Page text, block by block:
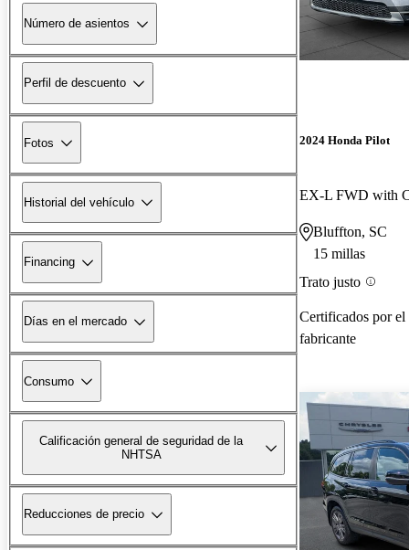
Número de asientos
Perfil de descuento
Fotos
Historial del vehículo
Financing
Días en el mercado
Consumo
Calificación general de seguridad de la
NHTSA
Reducciones de precio
2024 Honda Pilot
EX-L FWD with
Bluffton, SC
15 millas
Trato justo
Certificados por el
fabricante